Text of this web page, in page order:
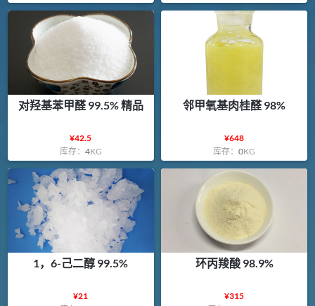
对羟基苯甲醛 99.5% 精品
¥42.5
库存： 4KG
邻甲氧基肉桂醛 98%
¥648
库存：0KG
1，6-己二醇 99.5%
¥21
环丙羧酸 98.9%
¥315